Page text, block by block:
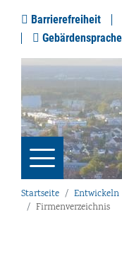
Barrierefreiheit
Gebärdensprache
Startseite Entwickeln
Firmenverzeichnis